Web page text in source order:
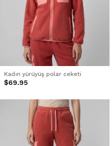
Kadın yürüyüş polar ceketi
$69.95